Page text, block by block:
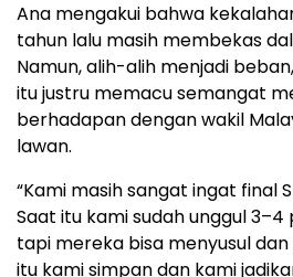
Ana mengakui bahwa
tahun lalu masih membekas
Namun, alih-alih menjadi
itu justru memacu semangat
berhadapan dengan wakil
lawan.
“Kami masih sangat ingat final
Saat itu kami sudah unggul 3–4
tapi mereka bisa menyusul dan
itu kami simpan dan kami